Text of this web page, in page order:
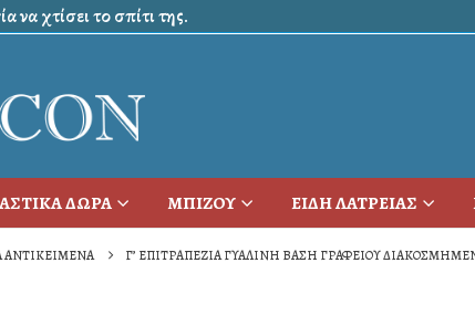
να χτίσει το σπίτι της.
ΔΩΡΑ ΜΠΙΖΟΥ ΕΙΔΗ ΛΑΤΡΕΙΑΣ
ΑΝΤΙΚΕΙΜΕΝΑ Γ’ ΕΠΙΤΡΑΠΈΖΙΑ ΓΥΆΛΙΝΗ ΒΆΣΗ ΓΡΑΦΕΊΟΥ